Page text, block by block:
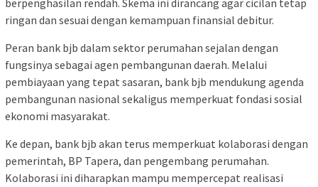
berpenghasilan rendah. Skema ini dirancang agar cicilan tetap
ringan dan sesuai dengan kemampuan finansial debitur.
Peran bank bjb dalam sektor perumahan sejalan dengan
fungsinya sebagai agen pembangunan daerah. Melalui
pembiayaan yang tepat sasaran, bank bjb mendukung agenda
pembangunan nasional sekaligus memperkuat fondasi sosial
ekonomi masyarakat.
Ke depan, bank bjb akan terus memperkuat kolaborasi dengan
pemerintah, BP Tapera, dan pengembang perumahan.
Kolaborasi ini diharapkan mampu mempercepat realisasi